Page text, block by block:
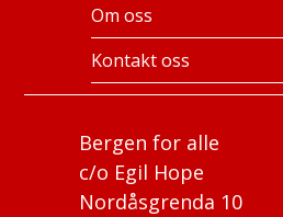
Bergen for alle
c/o Egil Hope
Nordåsgrenda 10
Om oss
Kontakt oss